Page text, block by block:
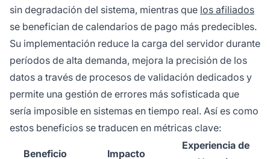
sin degradación del sistema, mientras que los afiliados
se benefician de calendarios de pago más predecibles.
Su implementación reduce la carga del servidor durante
períodos de alta demanda, mejora la precisión de los
datos a través de procesos de validación dedicados y
permite una gestión de errores más sofisticada que
sería imposible en sistemas en tiempo real. Así es como
estos beneficios se traducen en métricas clave:
Beneficio Impacto
Experiencia de